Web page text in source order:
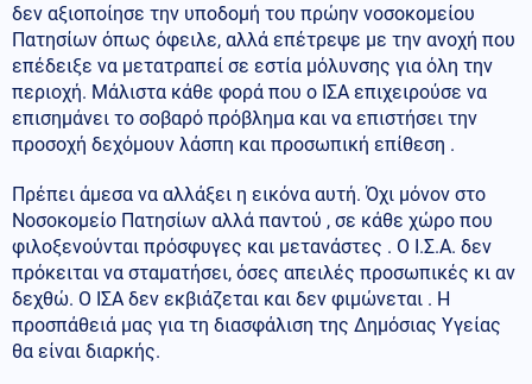
δεν αξιοποίησε την υποδομή του πρώην νοσοκομείου
Πατησίων όπως όφειλε, αλλά επέτρεψε με την ανοχή που
επέδειξε να μετατραπεί σε εστία μόλυνσης για όλη την
περιοχή. Μάλιστα κάθε φορά που ο ΙΣΑ επιχειρούσε να
επισημάνει το σοβαρό πρόβλημα και να επιστήσει την
προσοχή δεχόμουν λάσπη και προσωπική επίθεση .
Πρέπει άμεσα να αλλάξει η εικόνα αυτή. Όχι μόνον στο
Νοσοκομείο Πατησίων αλλά παντού , σε κάθε χώρο που
φιλοξενούνται πρόσφυγες και μετανάστες . Ο Ι.Σ.Α. δεν
πρόκειται να σταματήσει, όσες απειλές προσωπικές κι αν
δεχθώ. Ο ΙΣΑ δεν εκβιάζεται και δεν φιμώνεται . Η
προσπάθειά μας για τη διασφάλιση της Δημόσιας Υγείας
θα είναι διαρκής.